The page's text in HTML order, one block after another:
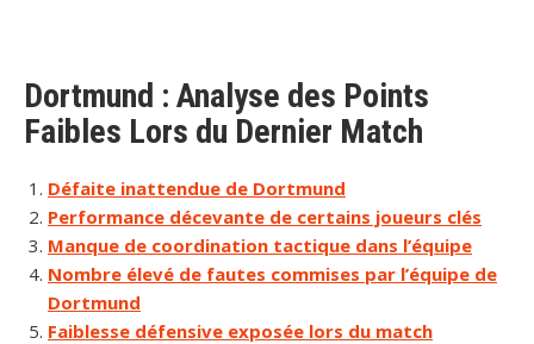
Dortmund : Analyse des Points
Faibles Lors du Dernier Match
Défaite inattendue de Dortmund
Performance décevante de certains joueurs clés
Manque de coordination tactique dans l’équipe
Nombre élevé de fautes commises par l’équipe de
Dortmund
Faiblesse défensive exposée lors du match